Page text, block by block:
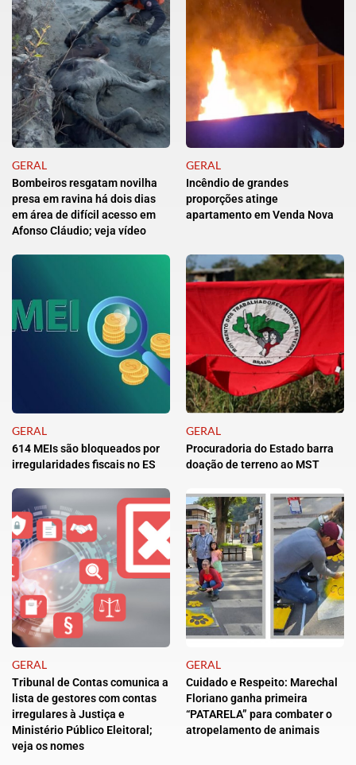
GERAL
Bombeiros resgatam novilha
presa em ravina há dois dias
em área de difícil acesso em
Afonso Cláudio; veja vídeo
GERAL
Incêndio de grandes
proporções atinge
apartamento em Venda Nova
GERAL
614 MEIs são bloqueados por
irregularidades fiscais no ES
GERAL
Procuradoria do Estado barra
doação de terreno ao MST
GERAL
Tribunal de Contas comunica a
lista de gestores com contas
irregulares à Justiça e
Ministério Público Eleitoral;
veja os nomes
GERAL
Cuidado e Respeito: Marechal
Floriano ganha primeira
“PATARELA” para combater o
atropelamento de animais